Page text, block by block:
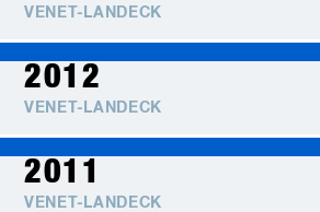
VENET-LANDECK
2012
VENET-LANDECK
2011
VENET-LANDECK